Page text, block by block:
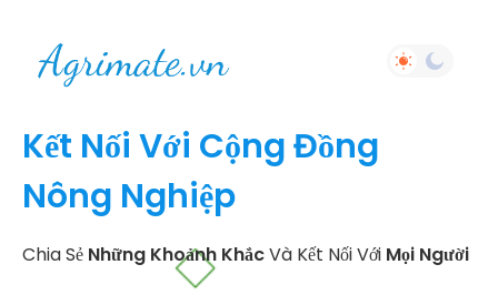
Kết Nối Với Cộng Đồng
Nông Nghiệp
Chia Sẻ Những Khoảnh KhắcVà Kết Nối Với Mọi Người